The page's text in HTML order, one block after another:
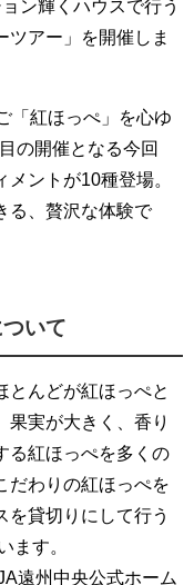
ン輝くハウスで行う
ツアー」を開催しま
「紅ほっぺ」を心ゆ
の開催となる今回
ントが10種登場。
る、贅沢な体験で
いて
とんどが紅ほっぺと
果実が大きく、香り
る紅ほっぺを多くの
だわりの紅ほっぺを
を貸切りにして行う
ます。
遠州中央公式ホーム